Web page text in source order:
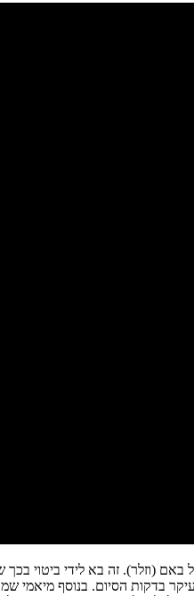
בדקות הסיום. בנוסף מיאמי